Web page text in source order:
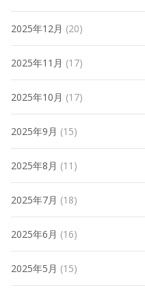
2025年12月 (20)
2025年11月 (17)
2025年10月 (17)
2025年9月 (15)
2025年8月 (11)
2025年7月 (18)
2025年6月 (16)
2025年5月 (15)